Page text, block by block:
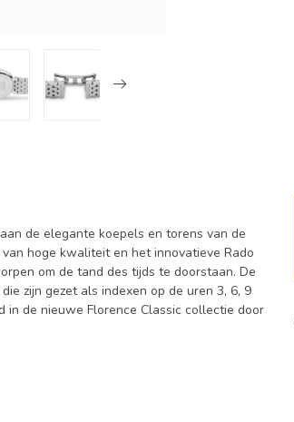
de elegante koepels en torens van de
hoge kwaliteit en het innovatieve Rado
om de tand des tijds te doorstaan. De
zijn gezet als indexen op de uren 3, 6, 9
de nieuwe Florence Classic collectie door